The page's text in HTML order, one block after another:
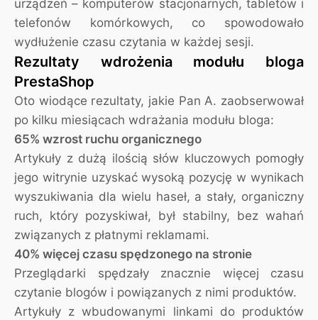
urządzeń – komputerów stacjonarnych, tabletów i
telefonów komórkowych, co spowodowało
wydłużenie czasu czytania w każdej sesji.
Rezultaty wdrożenia modułu bloga
PrestaShop
Oto wiodące rezultaty, jakie Pan A. zaobserwował
po kilku miesiącach wdrażania modułu bloga:
65% wzrost ruchu organicznego
Artykuły z dużą ilością słów kluczowych pomogły
jego witrynie uzyskać wysoką pozycję w wynikach
wyszukiwania dla wielu haseł, a stały, organiczny
ruch, który pozyskiwał, był stabilny, bez wahań
związanych z płatnymi reklamami.
40% więcej czasu spędzonego na stronie
Przeglądarki spędzały znacznie więcej czasu
czytanie blogów i powiązanych z nimi produktów.
Artykuły z wbudowanymi linkami do produktów